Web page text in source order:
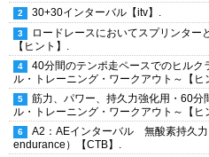
30+30インターバル【itv】.
ロードレースにおいてスプリンター
【ヒント】.
40分間のテンポ走ペースでのヒル
ル・トレーニング・ワークアウト～【ヒ
筋力、パワー、持久力強化用・60
ル・トレーニング・ワークアウト～【ヒ
A2：AEインターバル 無酸素持久
endurance）【CTB】.